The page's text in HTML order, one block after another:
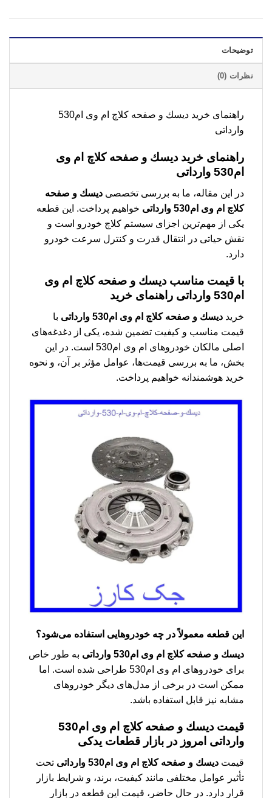
توضیحات
نظرات (0)
راهنمای خرید دیسك و صفحه کلاچ ام وی ام530
وارداتی
راهنمای خرید دیسك و صفحه کلاچ ام وی
ام530 وارداتی
در این مقاله، ما به بررسی تخصصی دیسك و صفحه
کلاچ ام وی ام530 وارداتی
خواهیم پرداخت. این قطعه
یکی از مهم‌ترین اجزای سیستم کلاچ خودرو است و
نقش حیاتی در انتقال قدرت و کنترل سرعت خودرو
دارد.
با قیمت مناسب دیسك و صفحه کلاچ ام وی
ام530 وارداتی راهنمای خرید
خرید دیسك و صفحه کلاچ ام وی ام530 وارداتی
با
قیمت مناسب و کیفیت تضمین شده، یکی از دغدغه‌های
اصلی مالکان خودروهای ام وی ام530 است. در این
بخش، ما به بررسی قیمت‌ها، عوامل مؤثر بر آن، و نحوه
خرید هوشمندانه خواهیم پرداخت.
این قطعه معمولاً در چه خودروهایی استفاده می‌شود؟
دیسك و صفحه کلاچ ام وی ام530 وارداتی
به طور خاص
برای خودروهای ام وی ام530 طراحی شده است. اما
ممکن است در برخی از مدل‌های دیگر خودروهای
مشابه نیز قابل استفاده باشد.
قیمت دیسك و صفحه کلاچ ام وی ام530
وارداتی امروز در بازار قطعات یدکی
قیمت دیسك و صفحه کلاچ ام وی ام530 وارداتی
تحت
تأثیر عوامل مختلفی مانند کیفیت، برند، و شرایط بازار
قرار دارد. در حال حاضر، قیمت این قطعه در بازار